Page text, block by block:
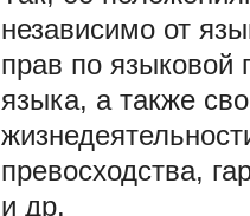
независимо от
прав по языковой
языка, а также
превосходства,
и др.